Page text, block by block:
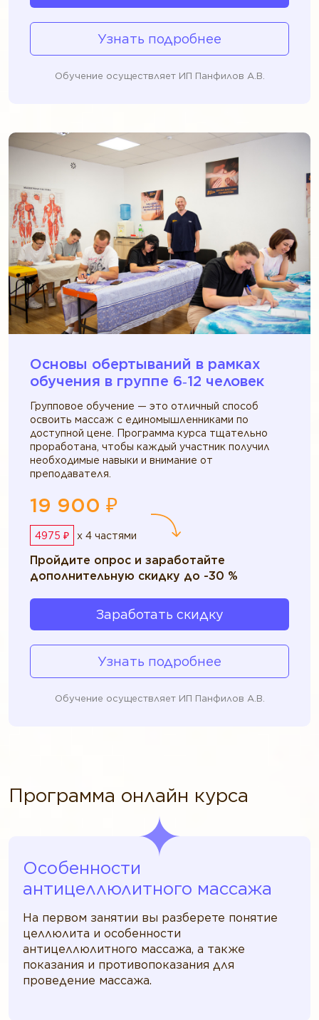
Основы обертываний в рамках
обучения в группе 6‑12 человек
Групповое обучение — это отличный способ
освоить массаж с единомышленниками по
доступной цене. Программа курса тщательно
проработана, чтобы каждый участник получил
необходимые навыки и внимание от
преподавателя.
19 900 ₽
4975 ₽ x 4 частями
Пройдите опрос и заработайте
дополнительную скидку до -30 %
Заработать скидку
Узнать подробнее
Обучение осуществляет ИП Панфилов А.В.
Узнать подробнее
Обучение осуществляет ИП Панфилов А.В.
Программа онлайн курса
Особенности
антицеллюлитного массажа
На первом занятии вы разберете понятие
целлюлита и особенности
антицеллюлитного массажа, а также
показания и противопоказания для
проведение массажа.